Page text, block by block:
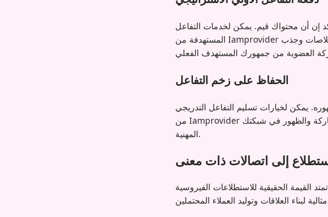
إن أن محتواك قيم. يمكن لخدمات التفاعل
المستهدفة من Iamprovider توفير ذلك الزخم المبكر الحاسم، مساعدة استطلاعك على الظهور في المزيد من الخلاصات وجذب
الحفاظ على زخم التفاعل
يمكن لخيارات تسليم التفاعل التدريجي
من Iamprovider المساعدة في الحفاظ على أداء استطلاعك طوال فترة نشاطه، مما يزيد من كل من المشاركة والظهور في شبكتك
المهنية.
إلى اتصالات ذات معنى
تمتد القيمة الحقيقية للاستطلاعات الفيروسية beyond مقاييس التفاعل نفسها. يمثل كل تصويت محترفًا حدد نفسه كمهتم بموضوعك،